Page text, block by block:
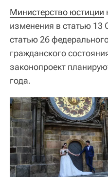
Министерство юстиции
изменения в статью 13
статью 26
гражданского
законопроект
года.